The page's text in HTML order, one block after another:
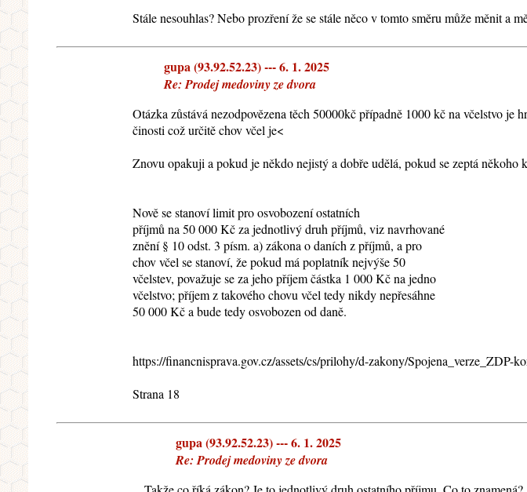
Stále nesouhlas? Nebo prozření že se stále něco v tomto směru může měnit a
gupa (93.92.52.23) --- 6. 1. 2025
Re: Prodej medoviny ze dvora
Otázka zůstává nezodpovězena těch 50000kč případně 1000 kč na včelstvo
činosti což určitě chov včel je<
Znovu opakuji a pokud je někdo nejistý a dobře udělá, pokud se zeptá
Nově se stanoví limit pro osvobození ostatních
příjmů na 50 000 Kč za jednotlivý druh příjmů, viz navrhované
znění § 10 odst. 3 písm. a) zákona o daních z příjmů, a pro
chov včel se stanoví, že pokud má poplatník nejvýše 50
včelstev, považuje se za jeho příjem částka 1 000 Kč na jedno
včelstvo; příjem z takového chovu včel tedy nikdy nepřesáhne
50 000 Kč a bude tedy osvobozen od daně.
https://financnisprava.gov.cz/assets/cs/prilohy/d-zakony/Spojena_verze_ZDP-
Strana 18
gupa (93.92.52.23) --- 6. 1. 2025
Re: Prodej medoviny ze dvora